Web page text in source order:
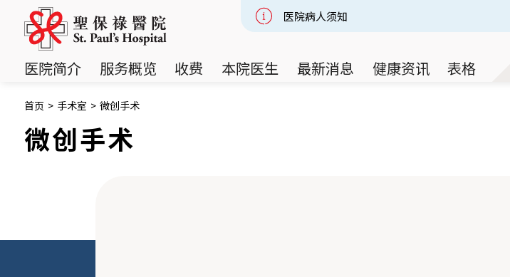
医院病人须知
医院简介 服务概览 收费 本院医生 最新消息 健康资讯 表格
首页 > 手术室 > 微创手术
微创手术